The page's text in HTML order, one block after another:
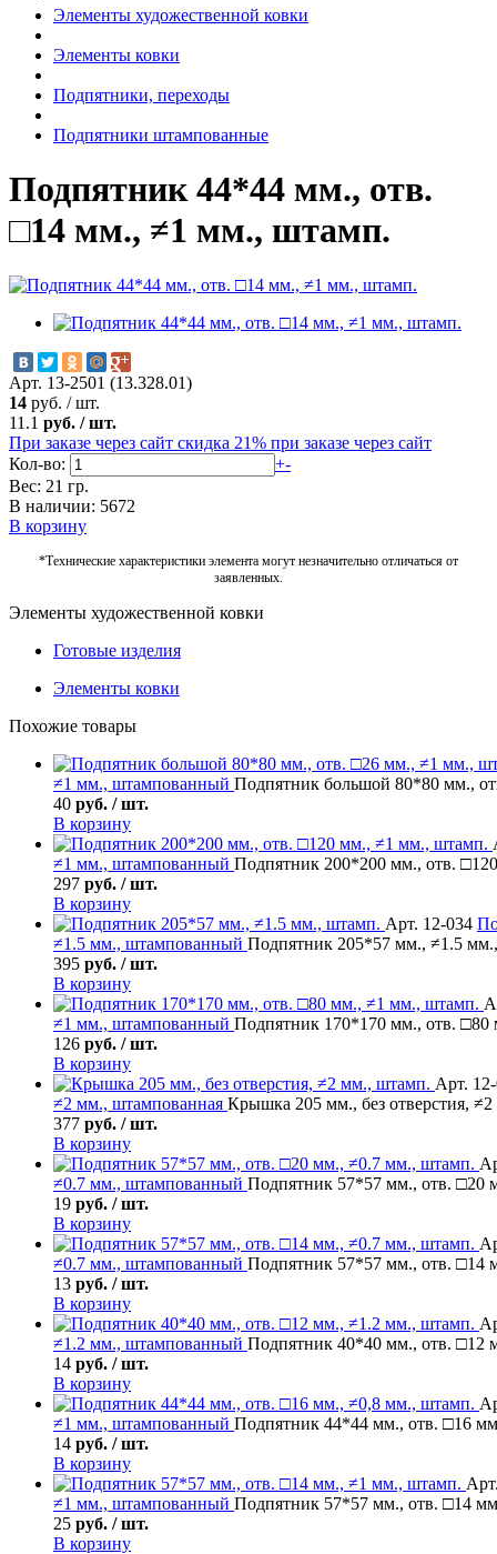
Элементы художественной ковки
Элементы ковки
Подпятники, переходы
Подпятники штампованные
Подпятник 44*44 мм., отв.
□14 мм., ≠1 мм., штамп.
Арт. 13-2501 (13.328.01)
14 руб. /шт.
11.1 руб. /шт.
При заказе через сайт скидка 21% при заказе через сайт
Кол-во:
+-
Вес: 21 гр.
В наличии: 5672
В корзину
*Технические характеристики элемента могут незначительно отличаться от
заявленных.
Элементы художественной ковки
Готовые изделия
Элементы ковки
Похожие товары
≠1 мм., штампованный Подпятник большой 80*80 мм.,
40 руб. / шт.
В корзину
≠1 мм., штампованный Подпятник 200*200 мм., отв.
297 руб. / шт.
В корзину
Арт. 12-034
≠1.5 мм., штампованный Подпятник 205*57 мм., ≠1.5
395 руб. / шт.
В корзину
≠1 мм., штампованный Подпятник 170*170 мм., отв.
126 руб. / шт.
В корзину
Арт.
≠2 мм., штампованная Крышка 205 мм., без отверстия,
377 руб. / шт.
В корзину
≠0.7 мм., штампованный Подпятник 57*57 мм., отв. □20
19 руб. / шт.
В корзину
≠0.7 мм., штампованный Подпятник 57*57 мм., отв. □14
13 руб. / шт.
В корзину
≠1.2 мм., штампованный Подпятник 40*40 мм., отв. □12
14 руб. / шт.
В корзину
≠1 мм., штампованный Подпятник 44*44 мм., отв. □16
14 руб. / шт.
В корзину
≠1 мм., штампованный Подпятник 57*57 мм., отв. □14
25 руб. / шт.
В корзину